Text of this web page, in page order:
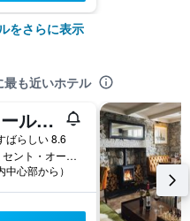
をさらに表示
も近いホテル
ザ ホイールハウス
ばらしい 8.6
West Wharf, セント・オーステル, イギリス
心部から）